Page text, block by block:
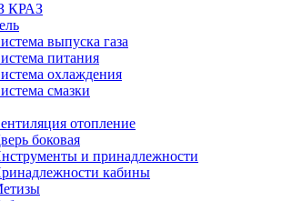
КРАЗ
выпуска газа
питания
охлаждения
смазки
отопление
боковая
и принадлежности
кабины